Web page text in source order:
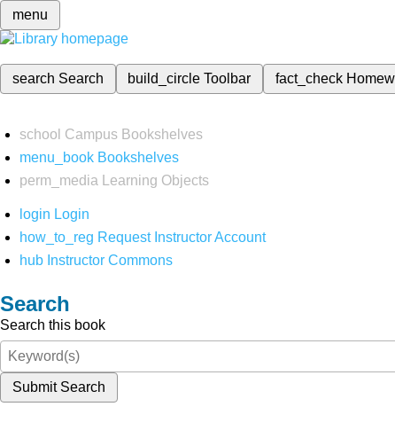
menu
search Search build_circleToolbar fact_check
school Campus Bookshelves
menu_book Bookshelves
perm_media
Learning Objects
login Login
how_to_reg Request Instructor Account
hub Instructor Commons
Search
Search this book
Submit Search